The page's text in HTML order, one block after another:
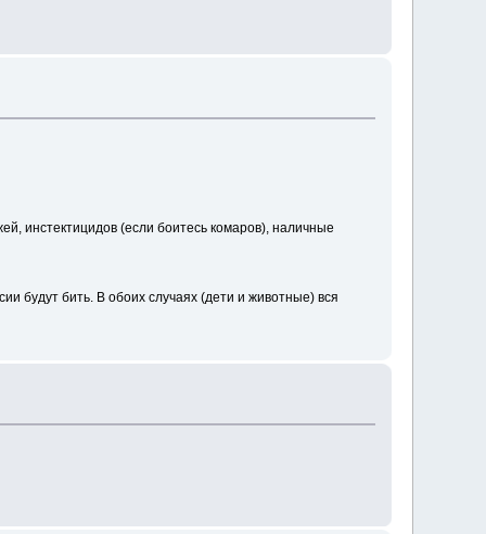
(если боитесь комаров), наличные
будут бить. В обоих случаях (дети и животные) вся